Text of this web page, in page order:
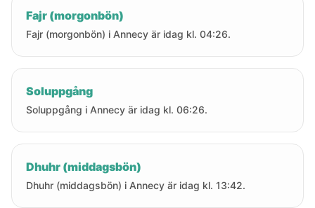
Fajr (morgonbön)
Fajr (morgonbön) i Annecy är idag kl. 04:26.
Soluppgång
Soluppgång i Annecy är idag kl. 06:26.
Dhuhr (middagsbön)
Dhuhr (middagsbön) i Annecy är idag kl. 13:42.